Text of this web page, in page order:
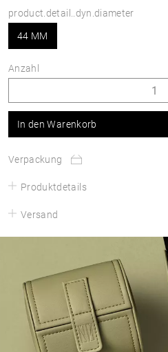
product.detail..dyn.diameter
44 MM
Anzahl
In den Warenkorb
Verpackung
Produktdetails
Versand